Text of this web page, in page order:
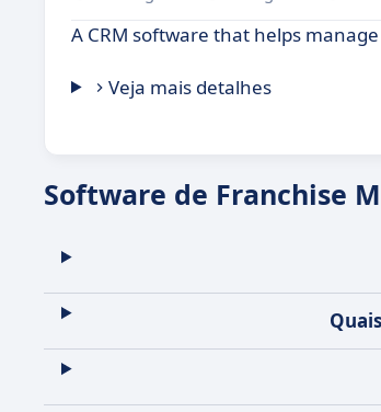
A CRM software that helps
Veja mais detalhes
Software de Franchise